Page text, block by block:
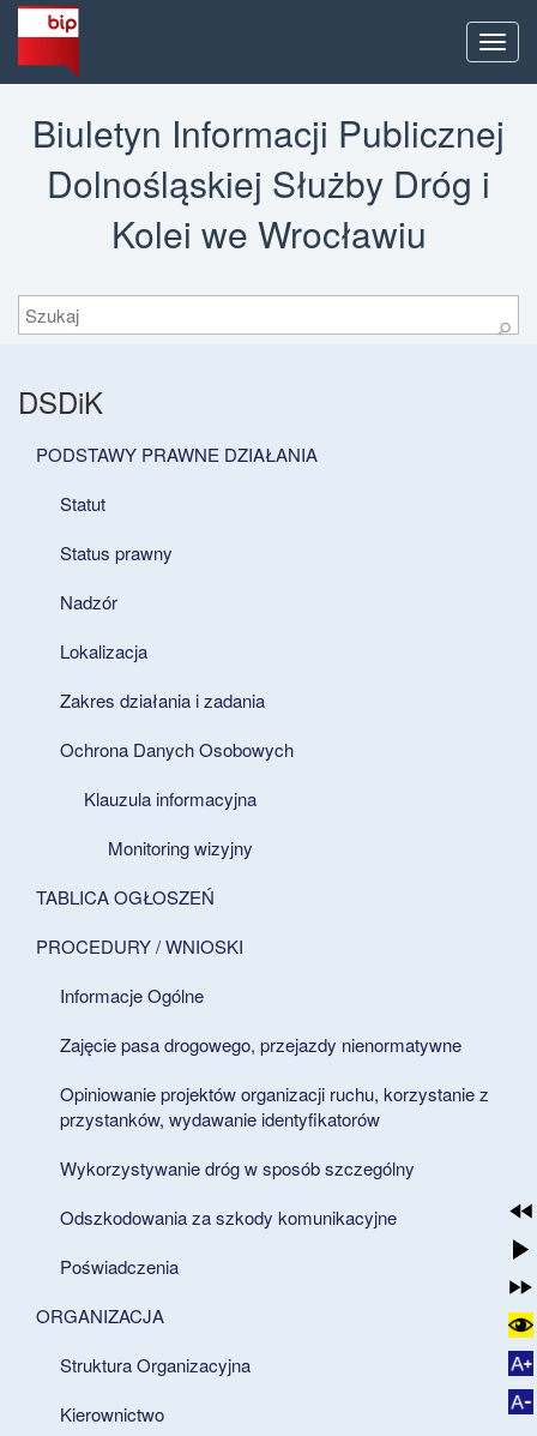
Menu
Biuletyn Informacji Publicznej
Dolnośląskiej Służby Dróg i
Kolei we Wrocławiu
Szukaj
⚲
DSDiK
PODSTAWY PRAWNE DZIAŁANIA
Statut
Status prawny
Nadzór
Lokalizacja
Zakres działania i zadania
Ochrona Danych Osobowych
Klauzula informacyjna
Monitoring wizyjny
TABLICA OGŁOSZEŃ
PROCEDURY / WNIOSKI
Informacje Ogólne
Zajęcie pasa drogowego, przejazdy nienormatywne
Opiniowanie projektów organizacji ruchu, korzystanie z
przystanków, wydawanie identyfikatorów
Wykorzystywanie dróg w sposób szczególny
Odszkodowania za szkody komunikacyjne
Poświadczenia
ORGANIZACJA
Struktura Organizacyjna
Kierownictwo